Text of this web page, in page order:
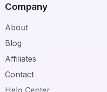
Company
About
Blog
Affiliates
Contact
Help Center